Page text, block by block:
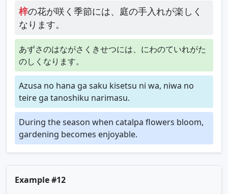
梓の花が咲く季節には、庭の手入れが楽しく
なります。
あずさのはながさくきせつには、にわのていれがた
のしくなります。
Azusa no hana ga saku kisetsu ni wa, niwa no
teire ga tanoshiku narimasu.
During the season when catalpa flowers bloom,
gardening becomes enjoyable.
Example #12